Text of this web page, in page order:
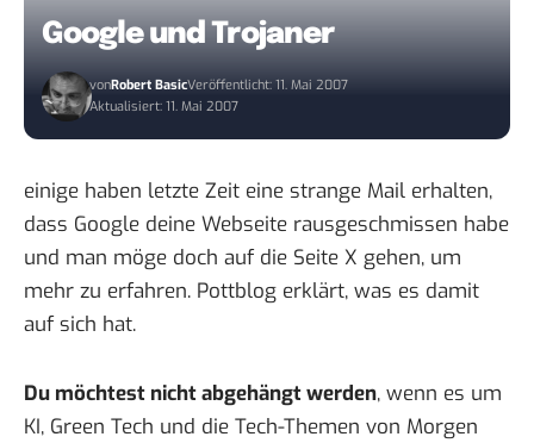
Google und Trojaner
vonRobert BasicVeröffentlicht: 11. Mai 2007
Aktualisiert: 11. Mai 2007
einige haben letzte Zeit eine strange Mail erhalten,
dass Google deine Webseite rausgeschmissen habe
und man möge doch auf die Seite X gehen, um
mehr zu erfahren. Pottblog erklärt, was es damit
auf sich hat.
Du möchtest nicht abgehängt werden, wenn es um
KI, Green Tech und die Tech-Themen von Morgen